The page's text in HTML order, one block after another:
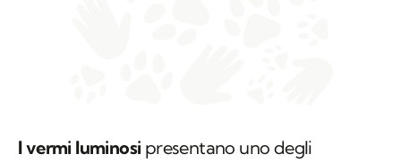
I vermi luminosi presentano uno degli